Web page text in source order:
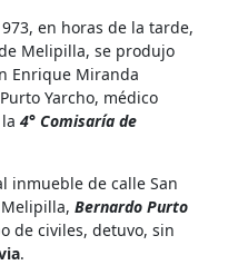
en horas de la tarde,
Melipilla, se produjo
Enrique Miranda
Yarcho, médico
4° Comisaría de
inmueble de calle San
Bernardo Purto
de civiles, detuvo, sin
.